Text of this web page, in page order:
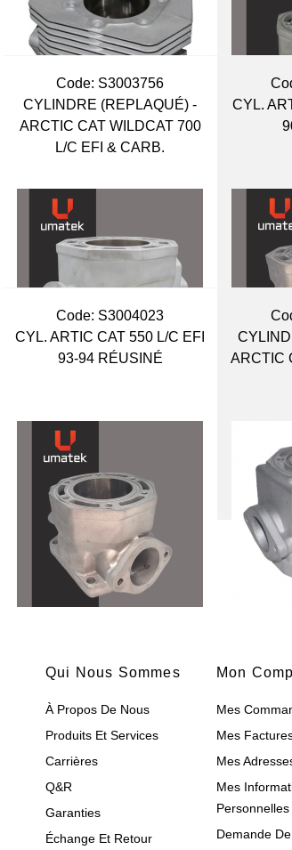
Code: S3003756
CYLINDRE (REPLAQUÉ) -
ARCTIC CAT WILDCAT 700
L/C EFI & CARB.
CYL.
Code: S3004023
CYL. ARTIC CAT 550 L/C EFI
93-94 RÉUSINÉ
ARCTIC
Qui Nous Sommes
À Propos De Nous
Produits Et Services
Carrières
Q&R
Garanties
Échange Et Retour
Mon
Mes
Mes
Mes
Mes
Personnelles
Demande